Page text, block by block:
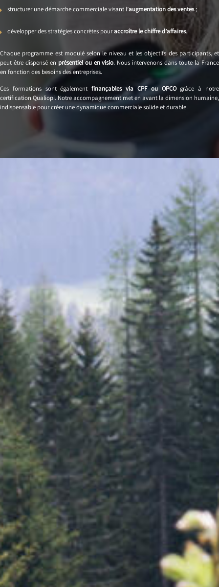
structurer une démarche commerciale visant l’augmentation des ventes;
développer des stratégies concrètes pouraccroître le chiffre d’affaires.
Chaque programme est modulé selon le niveau et les objectifs des participants, et
peut être dispensé en présentiel ou en visio. Nous intervenons dans toute la France
en fonction des besoins des entreprises.
Ces formations sont égalementfinançables via CPF ou OPCOgrâce à notre
certification Qualiopi. Notre accompagnement met en avant la dimension humaine,
indispensable pour créer une dynamique commerciale solide et durable.